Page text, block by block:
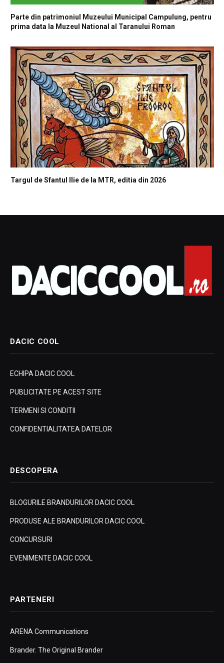
Parte din patrimoniul Muzeului Municipal Campulung, pentru
prima data la Muzeul National al Taranului Roman
Targul de Sfantul Ilie de la MTR, editia din 2026
DACIC COOL
ECHIPA DACIC COOL
PUBLICITATE PE ACEST SITE
TERMENI SI CONDITII
CONFIDENTIALITATEA DATELOR
DESCOPERA
BLOGURILE BRANDURILOR DACIC COOL
PRODUSE ALE BRANDURILOR DACIC COOL
CONCURSURI
EVENIMENTE DACIC COOL
PARTENERI
ARENA Communications
Brander. The Original Brander